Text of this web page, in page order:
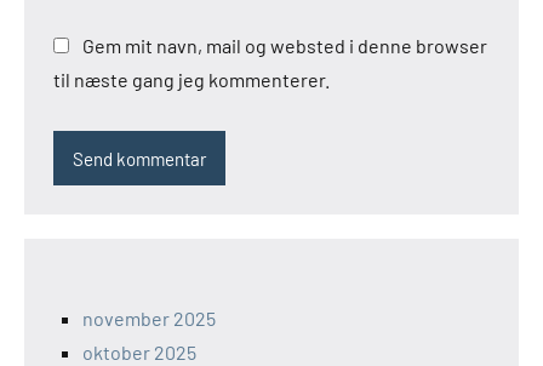
Gem mit navn, mail og websted i denne browser
til næste gang jeg kommenterer.
november 2025
oktober 2025